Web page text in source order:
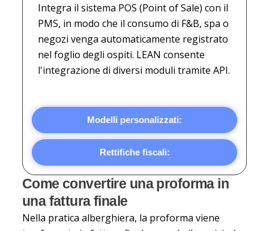
Modelli personalizzati:
Rettifiche fiscali:
Integra il sistema POS (Point of Sale) con il
PMS, in modo che il consumo di F&B, spa o
negozi venga automaticamente registrato
nel foglio degli ospiti. LEAN consente
l'integrazione di diversi moduli tramite API.
Come convertire una proforma in
una fattura finale
Nella pratica alberghiera, la proforma viene